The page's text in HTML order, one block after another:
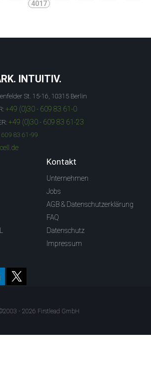
4017
INTUITIV.
St. 15-16, 10315 Berlin
+49 (0)30 - 609 83 61-0
+49 (0)30 - 609 83 61-23
83 61-99
Kontakt
Unternehmen
Jobs
AGB & Datenschutzerklärung
FAQ
Datenschutz
Impressum
- 2026 Firstlead GmbH